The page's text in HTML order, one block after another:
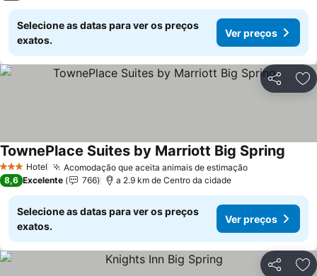
Selecione as datas para ver os preços
exatos.
Ver preços
Partilhar
3 EstrelasHotel Acomodação que aceita animais de estimaçãoVer preços
TownePlace Suites by Marriott Big Spring
8,6 Excelente 766 a 2.9 km de Centro da cidade
Selecione as datas para ver os preços
exatos.
Ver preços
Partilhar